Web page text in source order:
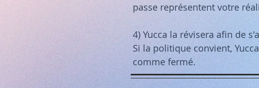
passe représentent votre
4) Yucca la révisera afin de
Si la politique convient,
comme fermé.